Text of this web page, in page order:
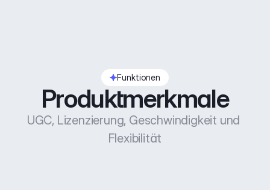
Funktionen
Produktmerkmale
UGC, Lizenzierung, Geschwindigkeit und
Flexibilität